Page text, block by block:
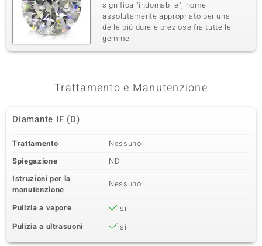
significa "indomabile", nome
assolutamente appropriato per una
delle piú dure e preziose fra tutte le
gemme!
Trattamento e Manutenzione
Diamante IF (D)
Trattamento
Nessuno
Spiegazione
ND
Istruzioni per la
manutenzione
Nessuno
Pulizia a vapore
sì
Pulizia a ultrasuoni
sì